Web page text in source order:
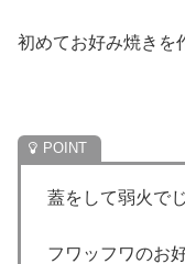
初めてお好み焼きを
蓋をして弱火で
フワッフワのお